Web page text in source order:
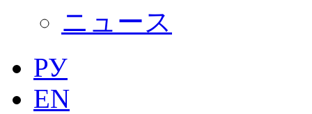
ニュース
РУ
EN